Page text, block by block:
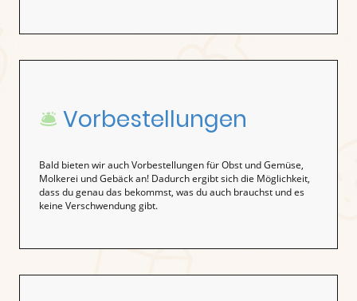
🛎️ Vorbestellungen
Bald bieten wir auch Vorbestellungen für Obst und Gemüse,
Molkerei und Gebäck an! Dadurch ergibt sich die Möglichkeit,
dass du genau das bekommst, was du auch brauchst und es
keine Verschwendung gibt.